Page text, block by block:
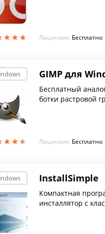
★★★
★★★ Лицензия: Бесплатно
★★★
★★★
GIMP для
Бесплатный
ботки растровой
Лицензия: Бесплатно
InstallSimple
Компактная
инсталлятор с